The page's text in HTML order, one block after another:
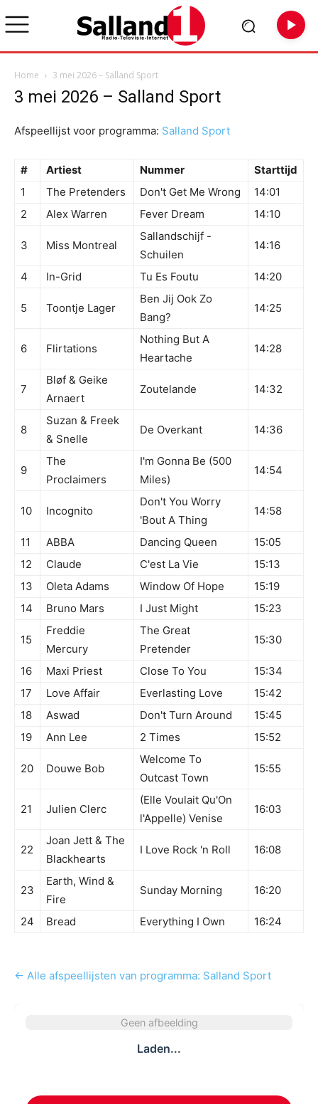
Home 3 mei 2026 – Salland Sport
3 mei 2026 – Salland Sport
Afspeellijst voor programma: Salland Sport
# Artiest Nummer
Starttijd
1
The Pretenders Don't Get Me Wrong
14:01
2
Alex Warren Fever Dream 14:10
3 Miss Montreal
Sallandschijf -
Schuilen
14:16
4 In-Grid Tu Es Foutu 14:20
5 Toontje Lager
Ben Jij Ook Zo
Bang?
14:25
6 Flirtations
Nothing But A
Heartache
14:28
7
Bløf & Geike
Arnaert
Zoutelande 14:32
8
Suzan & Freek
& Snelle
De Overkant 14:36
9
The
Proclaimers
I'm Gonna Be (500
Miles)
14:54
10 Incognito
Don't You Worry
'Bout A Thing
14:58
11 ABBA Dancing Queen
15:05
12
Claude C'est La Vie
15:13
13
Oleta Adams Window Of Hope
15:19
14
Bruno Mars I Just Might 15:23
15
Freddie
Mercury
The Great
Pretender
15:30
16 Maxi Priest Close To You
15:34
17
Love Affair Everlasting Love
15:42
18
Aswad Don't Turn Around
15:45
19
Ann Lee 2 Times 15:52
20 Douwe Bob
Welcome To
Outcast Town
15:55
21 Julien Clerc
(Elle Voulait Qu'On
l'Appelle) Venise
16:03
22
Joan Jett & The
Blackhearts
I Love Rock 'n Roll 16:08
23
Earth, Wind &
Fire
Sunday Morning 16:20
24 Bread Everything I Own 16:24
← Alle afspeellijsten van programma: Salland Sport
Geen afbeelding
Laden...